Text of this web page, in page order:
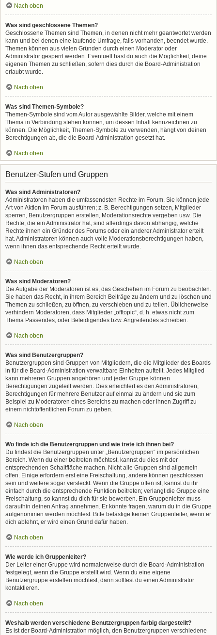
Nach oben
Was sind geschlossene Themen?
Geschlossene Themen sind Themen, in denen nicht mehr geantwortet werden
kann und bei denen eine laufende Umfrage, falls vorhanden, beendet wurde.
Themen können aus vielen Gründen durch einen Moderator oder
Administrator gesperrt werden. Eventuell hast du auch die Möglichkeit, deine
eigenen Themen zu schließen, sofern dies durch die Board-Administration
erlaubt wurde.
Nach oben
Was sind Themen-Symbole?
Themen-Symbole sind vom Autor ausgewählte Bilder, welche mit einem
Thema in Verbindung stehen können, um dessen Inhalt kennzeichnen zu
können. Die Möglichkeit, Themen-Symbole zu verwenden, hängt von deinen
Berechtigungen ab, die die Board-Administration gesetzt hat.
Nach oben
Benutzer-Stufen und Gruppen
Was sind Administratoren?
Administratoren haben die umfassendsten Rechte im Forum. Sie können jede
Art von Aktion im Forum ausführen; z. B. Berechtigungen setzen, Mitglieder
sperren, Benutzergruppen erstellen, Moderationsrechte vergeben usw. Die
Rechte, die ein Administrator hat, sind allerdings davon abhängig, welche
Rechte ihnen ein Gründer des Forums oder ein anderer Administrator erteilt
hat. Administratoren können auch volle Moderationsberechtigungen haben,
wenn ihnen das entsprechende Recht erteilt wurde.
Nach oben
Was sind Moderatoren?
Die Aufgabe der Moderatoren ist es, das Geschehen im Forum zu beobachten.
Sie haben das Recht, in ihrem Bereich Beiträge zu ändern und zu löschen und
Themen zu schließen, zu öffnen, zu verschieben und zu teilen. Üblicherweise
verhindern Moderatoren, dass Mitglieder „offtopic“, d. h. etwas nicht zum
Thema Passendes, oder Beleidigendes bzw. Angreifendes schreiben.
Nach oben
Was sind Benutzergruppen?
Benutzergruppen sind Gruppen von Mitgliedern, die die Mitglieder des Boards
in für die Board-Administration verwaltbare Einheiten aufteilt. Jedes Mitglied
kann mehreren Gruppen angehören und jeder Gruppe können
Berechtigungen zugeteilt werden. Dies erleichtert es den Administratoren,
Berechtigungen für mehrere Benutzer auf einmal zu ändern und sie zum
Beispiel zu Moderatoren eines Bereichs zu machen oder ihnen Zugriff zu
einem nichtöffentlichen Forum zu geben.
Nach oben
Wo finde ich die Benutzergruppen und wie trete ich ihnen bei?
Du findest die Benutzergruppen unter „Benutzergruppen“ im persönlichen
Bereich. Wenn du einer beitreten möchtest, kannst du dies mit der
entsprechenden Schaltfläche machen. Nicht alle Gruppen sind allgemein
offen. Einige erfordern erst eine Freischaltung, andere können geschlossen
sein und weitere sogar versteckt. Wenn die Gruppe offen ist, kannst du ihr
einfach durch die entsprechende Funktion beitreten; verlangt die Gruppe eine
Freischaltung, so kannst du dich für sie bewerben. Ein Gruppenleiter muss
daraufhin deinen Antrag annehmen. Er könnte fragen, warum du in die Gruppe
aufgenommen werden möchtest. Bitte belästige keinen Gruppenleiter, wenn er
dich ablehnt, er wird einen Grund dafür haben.
Nach oben
Wie werde ich Gruppenleiter?
Der Leiter einer Gruppe wird normalerweise durch die Board-Administration
festgelegt, wenn die Gruppe erstellt wird. Wenn du eine eigene
Benutzergruppe erstellen möchtest, dann solltest du einen Administrator
kontaktieren.
Nach oben
Weshalb werden verschiedene Benutzergruppen farbig dargestellt?
Es ist der Board-Administration möglich, den Benutzergruppen verschiedene